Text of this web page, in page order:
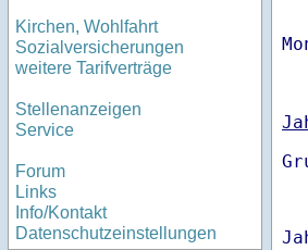
Kirchen, Wohlfahrt
Sozialversicherungen
weitere Tarifverträge
Stellenanzeigen
Service
Forum
Links
Info/Kontakt
Datenschutzeinstellungen